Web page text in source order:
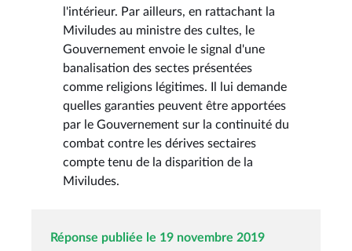
l'intérieur. Par ailleurs, en rattachant la
Miviludes au ministre des cultes, le
Gouvernement envoie le signal d'une
banalisation des sectes présentées
comme religions légitimes. Il lui demande
quelles garanties peuvent être apportées
par le Gouvernement sur la continuité du
combat contre les dérives sectaires
compte tenu de la disparition de la
Miviludes.
Réponse publiée le 19 novembre 2019